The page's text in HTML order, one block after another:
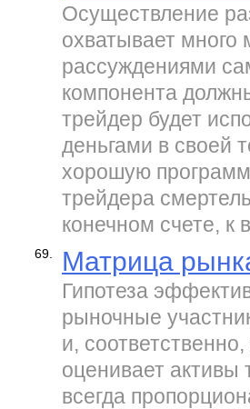
Осуществление
охватывает много
рассуждениями
компонента
трейдер будет
деньгами в своей
хорошую
трейдера
конечном счете, к
69. Матрица
Гипотеза
рыночные
и,
оценивает активы
всегда